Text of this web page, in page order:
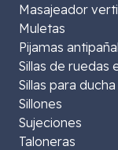
Masajeador
Muletas
Pijamas antipañal
Sillas de ruedas
Sillas para ducha
Sillones
Sujeciones
Taloneras